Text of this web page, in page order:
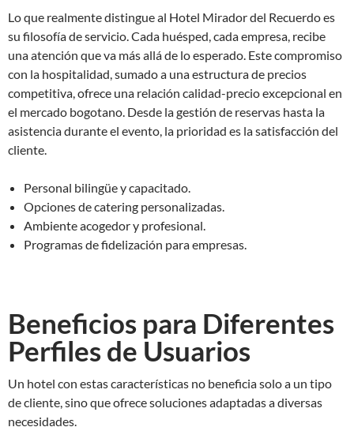
Lo que realmente distingue al Hotel Mirador del Recuerdo es
su filosofía de servicio. Cada huésped, cada empresa, recibe
una atención que va más allá de lo esperado. Este compromiso
con la hospitalidad, sumado a una estructura de precios
competitiva, ofrece una relación calidad-precio excepcional en
el mercado bogotano. Desde la gestión de reservas hasta la
asistencia durante el evento, la prioridad es la satisfacción del
cliente.
Personal bilingüe y capacitado.
Opciones de catering personalizadas.
Ambiente acogedor y profesional.
Programas de fidelización para empresas.
Beneficios para Diferentes
Perfiles de Usuarios
Un hotel con estas características no beneficia solo a un tipo
de cliente, sino que ofrece soluciones adaptadas a diversas
necesidades.